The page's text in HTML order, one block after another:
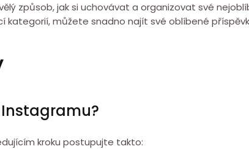
způsob, jak si uchovávat a organizovat své
můžete snadno najít své oblíbené
kroku postupujte takto: